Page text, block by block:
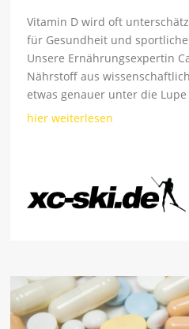
Vitamin D wird oft
für Gesundheit und
Unsere Ernährungsexpertin
Nährstoff aus
etwas genauer unter die
hier weiterlesen